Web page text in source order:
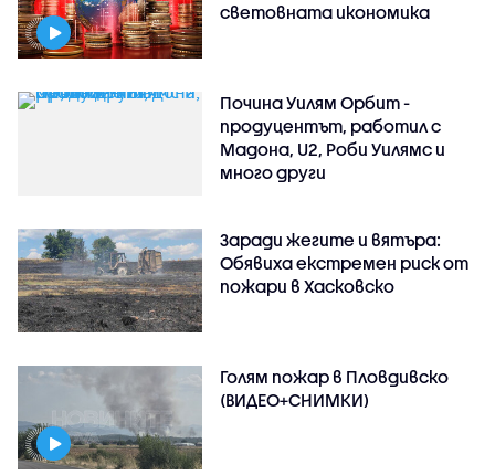
световната икономика
Почина Уилям Орбит -
продуцентът, работил с
Мадона, U2, Роби Уилямс и
много други
Заради жегите и вятъра:
Обявиха екстремен риск от
пожари в Хасковско
Голям пожар в Пловдивско
(ВИДЕО+СНИМКИ)